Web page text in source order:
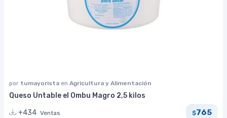
por tumayorista en Agricultura y Alimentación
Queso Untable el Ombu Magro 2,5 kilos
+434 Ventas $765